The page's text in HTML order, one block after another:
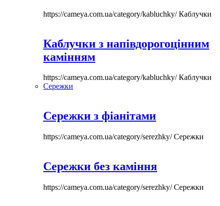
https://cameya.com.ua/category/kabluchky/Каблучки
Каблучки з напівдорогоцінним
камінням
https://cameya.com.ua/category/kabluchky/Каблучки
Сережки
Сережки з фіанітами
https://cameya.com.ua/category/serezhky/Сережки
Сережки без каміння
https://cameya.com.ua/category/serezhky/Сережки